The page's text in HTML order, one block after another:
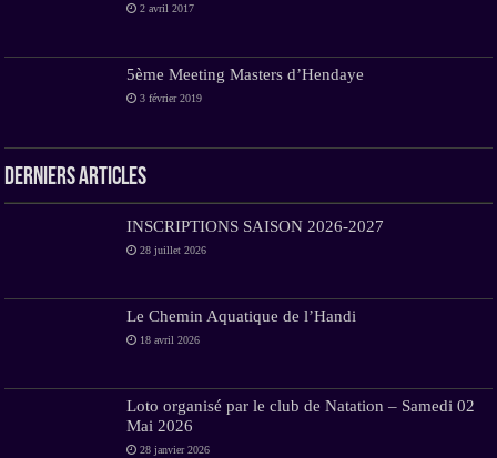
2 avril 2017
5ème Meeting Masters d’Hendaye
3 février 2019
Derniers Articles
INSCRIPTIONS SAISON 2026-2027
28 juillet 2026
Le Chemin Aquatique de l’Handi
18 avril 2026
Loto organisé par le club de Natation – Samedi 02
Mai 2026
28 janvier 2026